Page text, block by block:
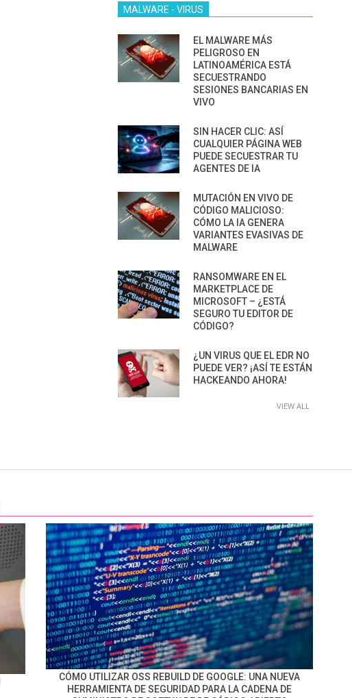
MALWARE - VIRUS
EL MALWARE MÁS
PELIGROSO EN
LATINOAMÉRICA ESTÁ
SECUESTRANDO
SESIONES BANCARIAS EN
VIVO
SIN HACER CLIC: ASÍ
CUALQUIER PÁGINA WEB
PUEDE SECUESTRAR TU
AGENTES DE IA
MUTACIÓN EN VIVO DE
CÓDIGO MALICIOSO:
CÓMO LA IA GENERA
VARIANTES EVASIVAS DE
MALWARE
RANSOMWARE EN EL
MARKETPLACE DE
MICROSOFT – ¿ESTÁ
SEGURO TU EDITOR DE
CÓDIGO?
¿UN VIRUS QUE EL EDR NO
PUEDE VER? ¡ASÍ TE ESTÁN
HACKEANDO AHORA!
VIEW ALL
CÓMO UTILIZAR OSS REBUILD DE GOOGLE: UNA NUEVA
HERRAMIENTA DE SEGURIDAD PARA LA CADENA DE